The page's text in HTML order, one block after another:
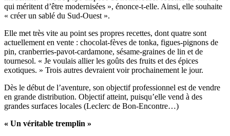
qui méritent d’être modernisées », énonce-t-elle. Ainsi, elle souhaite
« créer un sablé du Sud-Ouest ».
Elle met très vite au point ses propres recettes, dont quatre sont
actuellement en vente : chocolat-fèves de tonka, figues-pignons de
pin, cranberries-pavot-cardamone, sésame-graines de lin et de
tournesol. « Je voulais allier les goûts des fruits et des épices
exotiques. » Trois autres devraient voir prochainement le jour.
Dès le début de l’aventure, son objectif professionnel est de vendre
en grande distribution. Objectif atteint, puisqu’elle vend à des
grandes surfaces locales (Leclerc de Bon-Encontre…)
« Un véritable tremplin »